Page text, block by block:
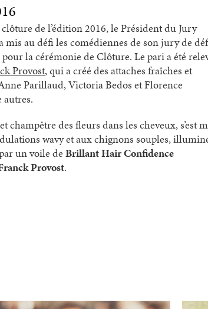
de l’édition 2016, le Président du Jury
mis au défi les comédiennes de son jury de
la cérémonie de Clôture. Le pari a été
Provost, qui a créé des attaches fraîches et
Parillaud, Victoria Bedos et Florence
autres.
champêtre des fleurs dans les cheveux, s’est
wavy et aux chignons souples,
un voile deBrillant Hair Confidence
Provost.